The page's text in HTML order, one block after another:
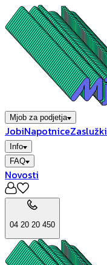
Mjob za podjetja
JobiNapotniceZaslužki
Info
FAQ
Novosti
04 20 20 450